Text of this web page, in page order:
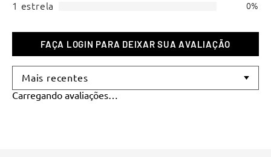
1 estrela 0%
Mais recentes
Carregando avaliações…